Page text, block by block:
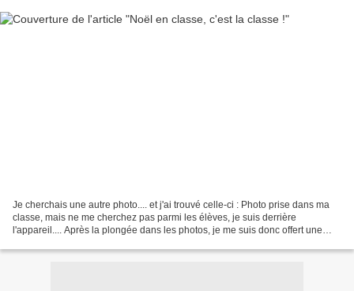
Je cherchais une autre photo.... et j'ai trouvé celle-ci : Photo prise dans ma
classe, mais ne me cherchez pas parmi les élèves, je suis derrière
l'appareil.... Après la plongée dans les photos, je me suis donc offert une